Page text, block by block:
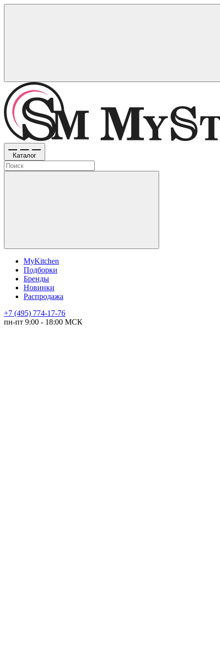
Каталог
MyKitchen
Подборки
Бренды
Новинки
Распродажа
+7 (495) 774-17-76
пн-пт 9:00 - 18:00 МСК